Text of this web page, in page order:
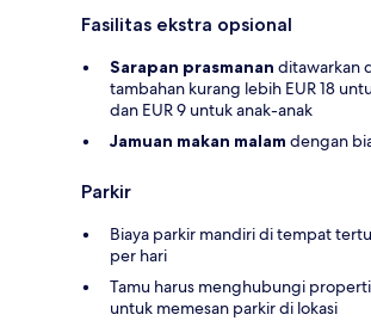
Fasilitas ekstra opsional
Sarapan prasmanan ditawarkan
tambahan kurang lebih EUR 18
dan EUR 9 untuk anak-anak
Jamuan makan malam dengan
Parkir
Biaya parkir mandiri di tempat
per hari
Tamu harus menghubungi
untuk memesan parkir di lokasi